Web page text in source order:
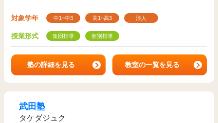
対象学年 中1~中3 高1~高3 浪人
授業形式 集団指導 個別指導
塾の詳細を見る 教室の一覧を見る
武田塾
タケダジュク